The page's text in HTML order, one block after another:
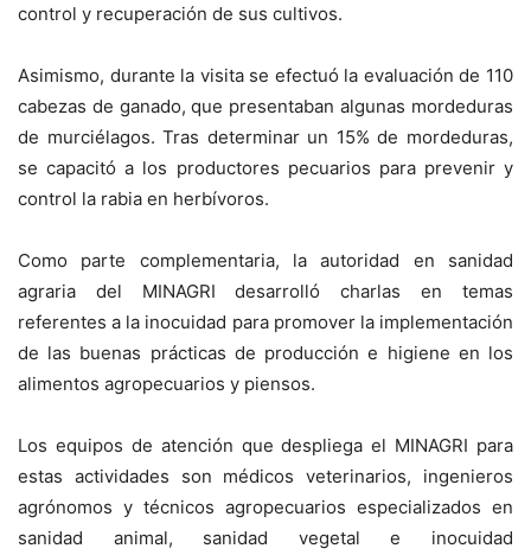
control y recuperación de sus cultivos.
Asimismo, durante la visita se efectuó la evaluación de 110
cabezas de ganado, que presentaban algunas mordeduras
de murciélagos. Tras determinar un 15% de mordeduras,
se capacitó a los productores pecuarios para prevenir y
control la rabia en herbívoros.
Como parte complementaria, la autoridad en sanidad
agraria del MINAGRI desarrolló charlas en temas
referentes a la inocuidad para promover la implementación
de las buenas prácticas de producción e higiene en los
alimentos agropecuarios y piensos.
Los equipos de atención que despliega el MINAGRI para
estas actividades son médicos veterinarios, ingenieros
agrónomos y técnicos agropecuarios especializados en
sanidad animal, sanidad vegetal e inocuidad